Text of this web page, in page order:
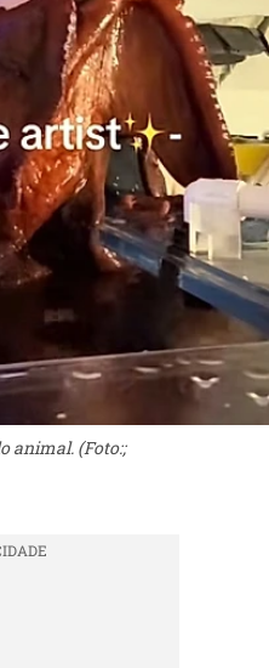
animal. (Foto:;